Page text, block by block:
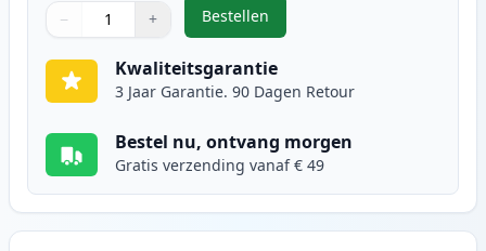
Gebruik de knoppen om aan te passen
− +
1
Bestellen
,10 stuks Brother LC123 (LC121)
Kwaliteitsgarantie
3 Jaar Garantie. 90 Dagen Retour
Bestel nu, ontvang morgen
Gratis verzending vanaf € 49